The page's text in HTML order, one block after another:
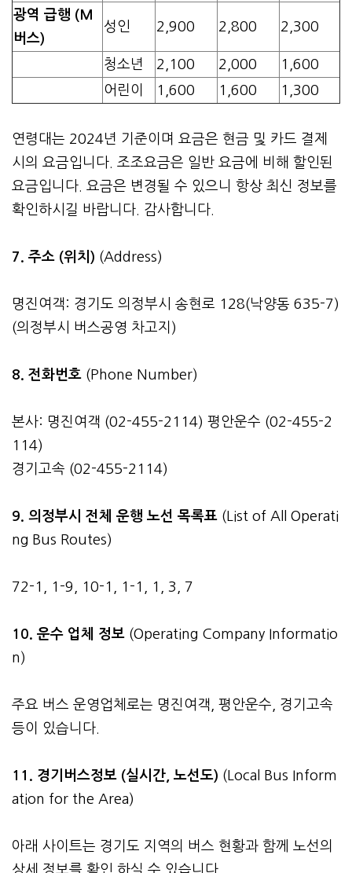
광역 급행 (M
버스)
성인 2,900 2,800 2,300
청소년 2,100 2,000
1,600
어린이
1,600 1,600 1,300
연령대는 2024년 기준이며 요금은 현금 및 카드 결제
시의 요금입니다. 조조요금은 일반 요금에 비해 할인된
요금입니다. 요금은 변경될 수 있으니 항상 최신 정보를
확인하시길 바랍니다. 감사합니다.
7. 주소 (위치) (Address)
명진여객: 경기도 의정부시 송현로 128(낙양동 635-7)
(의정부시 버스공영 차고지)
8. 전화번호 (Phone Number)
본사: 명진여객 (02-455-2114) 평안운수 (02-455-2
114)
경기고속 (02-455-2114)
9. 의정부시 전체 운행 노선 목록표 (List of All Operati
ng Bus Routes)
72-1, 1-9, 10-1, 1-1, 1, 3, 7
10. 운수 업체 정보 (Operating Company Informatio
n)
주요 버스 운영업체로는 명진여객, 평안운수, 경기고속
등이 있습니다.
11. 경기버스정보 (실시간, 노선도) (Local Bus Inform
ation for the Area)
아래 사이트는 경기도 지역의 버스 현황과 함께 노선의
상세 정보를 확인 하실 수 있습니다.